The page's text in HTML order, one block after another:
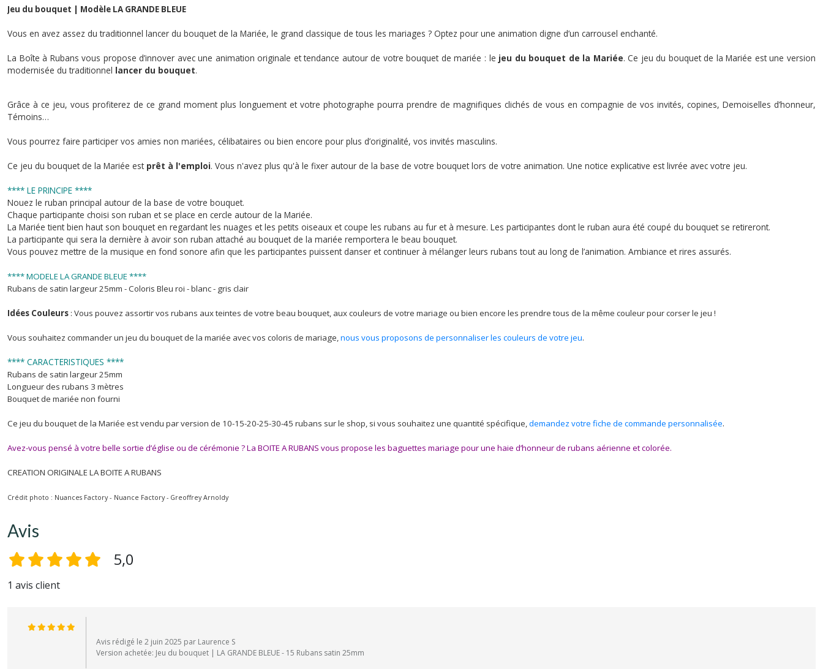
Jeu du bouquet | Modèle LA GRANDE BLEUE
Vous en avez assez du traditionnel lancer du bouquet de la Mariée, le grand classique de tous les mariages ? Optez pour une animation digne d’un carrousel enchanté.
La Boîte à Rubans vous propose d’innover avec une animation originale et tendance autour de votre bouquet de mariée : le jeu du bouquet de la Mariée. Ce jeu du bouquet de la Mariée est une version
modernisée du traditionnel lancer du bouquet.
Grâce à ce jeu, vous profiterez de ce grand moment plus longuement et votre photographe pourra prendre de magnifiques clichés de vous en compagnie de vos invités, copines, Demoiselles d’honneur,
Témoins…
Vous pourrez faire participer vos amies non mariées, célibataires ou bien encore pour plus d’originalité, vos invités masculins.
Ce jeu du bouquet de la Mariée est prêt à l'emploi. Vous n'avez plus qu'à le fixer autour de la base de votre bouquet lors de votre animation. Une notice explicative est livrée avec votre jeu.
**** LE PRINCIPE ****
Nouez le ruban principal autour de la base de votre bouquet.
Chaque participante choisi son ruban et se place en cercle autour de la Mariée.
La Mariée tient bien haut son bouquet en regardant les nuages et les petits oiseaux et coupe les rubans au fur et à mesure. Les participantes dont le ruban aura été coupé du bouquet se retireront.
La participante qui sera la dernière à avoir son ruban attaché au bouquet de la mariée remportera le beau bouquet.
Vous pouvez mettre de la musique en fond sonore afin que les participantes puissent danser et continuer à mélanger leurs rubans tout au long de l’animation. Ambiance et rires assurés.
**** MODELE LA GRANDE BLEUE ****
Rubans de satin largeur 25mm - Coloris Bleu roi - blanc - gris clair
Idées Couleurs : Vous pouvez assortir vos rubans aux teintes de votre beau bouquet, aux couleurs de votre mariage ou bien encore les prendre tous de la même couleur pour corser le jeu !
Vous souhaitez commander un jeu du bouquet de la mariée avec vos coloris de mariage,nous vous proposons de personnaliser les couleurs de votre jeu.
**** CARACTERISTIQUES ****
Rubans de satin largeur 25mm
Longueur des rubans 3 mètres
Bouquet de mariée non fourni
Ce jeu du bouquet de la Mariée est vendu par version de 10-15-20-25-30-45 rubans sur le shop, si vous souhaitez une quantité spécifique,demandez votre fiche de commande personnalisée.
Avez-vous pensé à votre belle sortie d’église ou de cérémonie ? La BOITE A RUBANS vous propose les baguettes mariage pour une haie d’honneur de rubans aérienne et colorée.
CREATION ORIGINALE LA BOITE A RUBANS
Crédit photo : Nuances Factory - Nuance Factory - Greoffrey Arnoldy
Avis
5,0
1 avis client
Avis rédigé le 2 juin 2025 par Laurence S
Version achetée: Jeu du bouquet | LA GRANDE BLEUE - 15 Rubans satin 25mm